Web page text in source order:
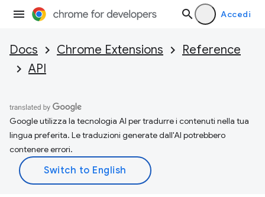
Accedi
Docs Chrome Extensions
Reference
API
Google utilizza la tecnologia AI per tradurre i contenuti nella tua
lingua preferita. Le traduzioni generate dall'AI potrebbero
contenere errori.